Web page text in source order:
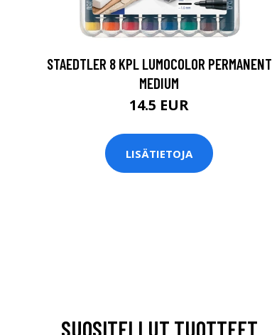
STAEDTLER 8 KPL LUMOCOLOR PERMANENT
MEDIUM
14.5 EUR
LISÄTIETOJA
SUOSITELLUT TUOTTEET